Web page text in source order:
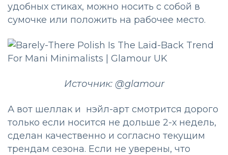
удобных стиках, можно носить с собой в
сумочке или положить на рабочее место.
Источник: @glamour
А вот шеллак и нэйл-арт смотрится дорого
только если носится не дольше 2-х недель,
сделан качественно и согласно текущим
трендам сезона. Если не уверены, что